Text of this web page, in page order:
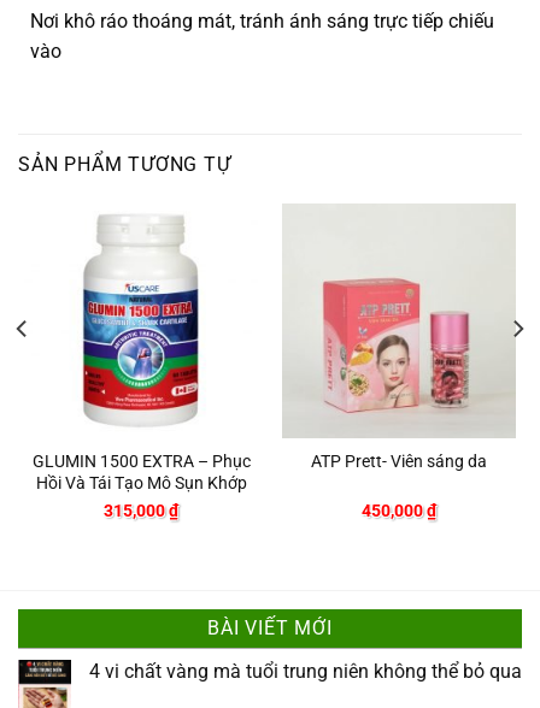
Nơi khô ráo thoáng mát, tránh ánh sáng trực tiếp chiếu
vào
SẢN PHẨM TƯƠNG TỰ
GLUMIN 1500 EXTRA – Phục
Hồi Và Tái Tạo Mô Sụn Khớp
315,000₫
ATP Prett- Viên sáng da
450,000₫
BÀI VIẾT MỚI
4 vi chất vàng mà tuổi trung niên không thể bỏ qua